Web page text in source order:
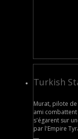
Turkish
Murat, pilote
ami
s'égarent sur
par l'Empire